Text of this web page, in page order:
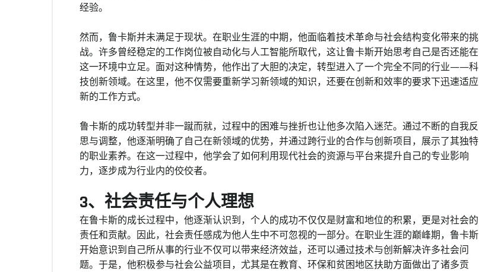
经验。
然而，鲁卡斯并未满足于现状。在职业生涯的中期，他面临着技术革命与社会结构变化带来的挑
战。许多曾经稳定的工作岗位被自动化与人工智能所取代，这让鲁卡斯开始思考自己是否还能在
这一环境中立足。面对这种情势，他作出了大胆的决定，转型进入了一个完全不同的行业——科
技创新领域。在这里，他不仅需要重新学习新领域的知识，还要在创新和效率的要求下迅速适应
新的工作方式。
鲁卡斯的成功转型并非一蹴而就，过程中的困难与挫折也让他多次陷入迷茫。通过不断的自我反
思与调整，他逐渐明确了自己在新领域的优势，并通过跨行业的合作与创新项目，展示了其独特
的职业素养。在这一过程中，他学会了如何利用现代社会的资源与平台来提升自己的专业影响
力，逐步成为行业内的佼佼者。
3、社会责任与个人理想
在鲁卡斯的成长过程中，他逐渐认识到，个人的成功不仅仅是财富和地位的积累，更是对社会的
责任和贡献。因此，社会责任感成为他人生中不可忽视的一部分。在职业生涯的巅峰期，鲁卡斯
开始意识到自己所从事的行业不仅可以带来经济效益，还可以通过技术与创新解决许多社会问
题。于是，他积极参与社会公益项目，尤其是在教育、环保和贫困地区扶助方面做出了诸多贡